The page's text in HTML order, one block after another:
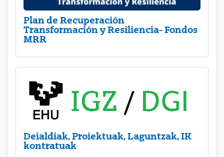
Plan de Recuperación
Transformación y Resiliencia- Fondos
MRR
Deialdiak, Proiektuak, Laguntzak, IK
kontratuak